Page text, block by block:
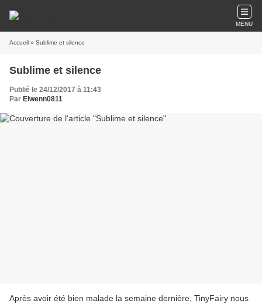
MENU
Accueil » Sublime et silence
Sublime et silence
Publié le 24/12/2017 à 11:43
Par Elwenn0811
Après avoir été bien malade la semaine dernière, TinyFairy nous